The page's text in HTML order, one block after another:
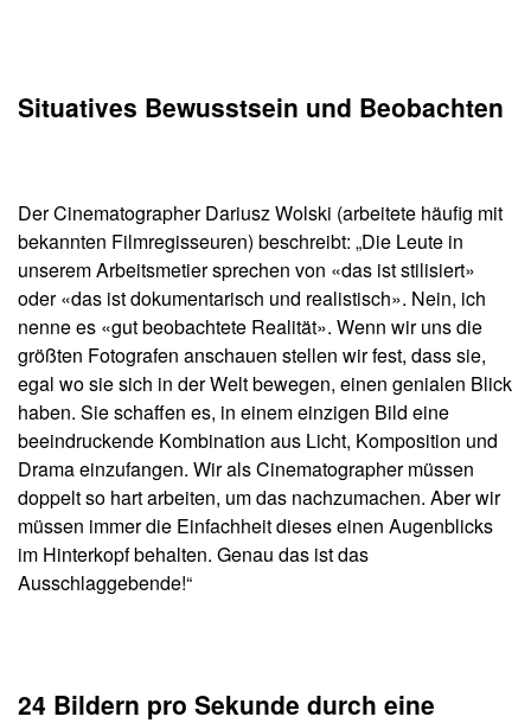
Situatives Bewusstsein und Beobachten
Der Cinematographer Dariusz Wolski (arbeitete häufig mit
bekannten Filmregisseuren) beschreibt: „Die Leute in
unserem Arbeitsmetier sprechen von «das ist stilisiert»
oder «das ist dokumentarisch und realistisch». Nein, ich
nenne es «gut beobachtete Realität». Wenn wir uns die
größten Fotografen anschauen stellen wir fest, dass sie,
egal wo sie sich in der Welt bewegen, einen genialen Blick
haben. Sie schaffen es, in einem einzigen Bild eine
beeindruckende Kombination aus Licht, Komposition und
Drama einzufangen. Wir als Cinematographer müssen
doppelt so hart arbeiten, um das nachzumachen. Aber wir
müssen immer die Einfachheit dieses einen Augenblicks
im Hinterkopf behalten. Genau das ist das
Ausschlaggebende!“
24 Bildern pro Sekunde durch eine